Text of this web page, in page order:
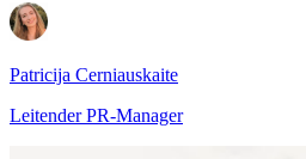
Patricija Cerniauskaite
Leitender PR-Manager